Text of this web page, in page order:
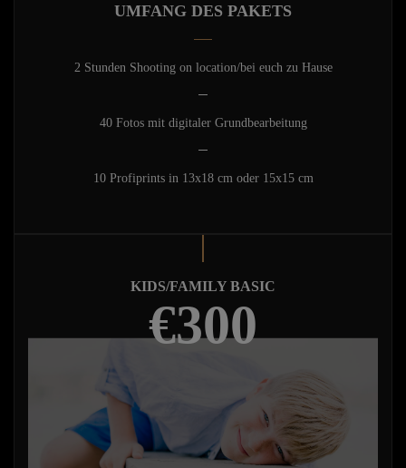
UMFANG DES PAKETS
2 Stunden Shooting on location/bei euch zu Hause
40 Fotos mit digitaler Grundbearbeitung
10 Profiprints in 13x18 cm oder 15x15 cm
KIDS/FAMILY BASIC
€300